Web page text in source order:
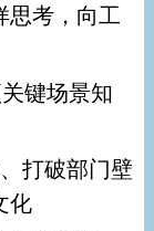
思考，向工
键场景知
打破部门壁
化